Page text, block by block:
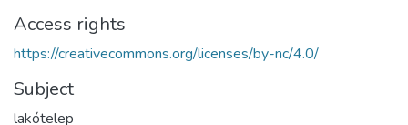
Access rights
https://creativecommons.org/licenses/by-nc/4.0/
Subject
lakótelep